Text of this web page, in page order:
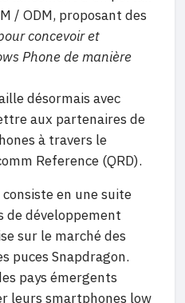
/ ODM, proposant des
concevoir et
Phone de manière
désormais avec
aux partenaires de
à travers le
Reference (QRD).
en une suite
de développement
sur le marché des
puces Snapdragon.
pays émergents
leurs smartphones low